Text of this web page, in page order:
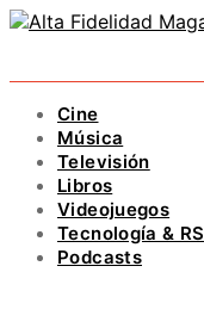
Cine
Música
Televisión
Libros
Videojuegos
Tecnología & RS
Podcasts